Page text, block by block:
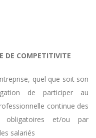
DE COMPETITIVITE
quel que soit son
de participer au
continue des
obligatoires et/ou par
salariés